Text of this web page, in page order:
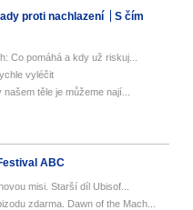
proti nachlazení
S čím
Co pomáhá a kdy už riskuj...
vyléčit
těle je můžeme nají...
ABC
misi. Starší díl Ubisof...
zdarma. Dawn of the Mach...